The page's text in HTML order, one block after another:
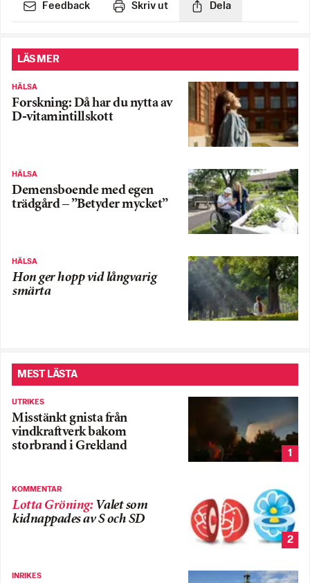
Feedback Skriv ut Dela
LÄS MER
HÄLSA
Forskning: Då har du nytta av
D-vitamintillskott
HÄLSA
Demensboende med egen
trädgård – ”Betyder mycket”
HÄLSA
Hon ger hopp vid långvarig
smärta
MEST LÄSTA
UTRIKES
Misstänkt gnista från
vindkraftverk bakom
storbrand i Grekland
1
KOMMENTAR
Lotta Gröning: Valet som
kidnappades av S och SD
2
INRIKES